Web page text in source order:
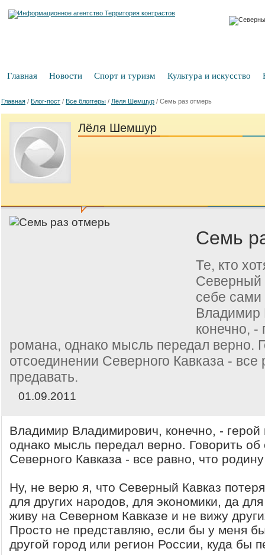
Главная Новости Спорт и туризм Культура и искусство
Главная / Блог-пост / Все блоггеры / Лёля Шемшур / Семь раз отмерь
Лёля Шемшур
Семь
Те, кто
Северный
себе сами
Владимир
конечно, -
романа, однако мысль передал верно.
отсоединении Северного Кавказа - все
предавать.
01.09.2011
Владимир Владимирович, конечно, -
однако мысль передал верно. Говорить об
Северного Кавказа - все равно, что
Ну, не верю я, что Северный Кавказ
для других народов, для экономики, да
живу на Северном Кавказе и не вижу
Просто не представляю, если бы у меня
другой город или регион России, куда бы